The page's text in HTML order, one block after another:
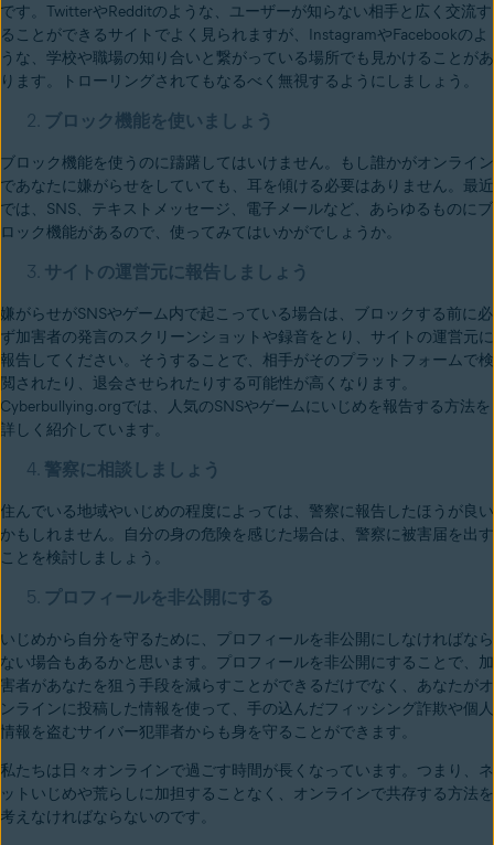
です。TwitterやRedditのような、ユーザーが知らない相手と広く交流す
ることができるサイトでよく見られますが、InstagramやFacebookのよ
うな、学校や職場の知り合いと繋がっている場所でも見かけることがあ
ります。トローリングされてもなるべく無視するようにしましょう。
ブロック機能を使いましょう
ブロック機能を使うのに躊躇してはいけません。もし誰かがオンライン
であなたに嫌がらせをしていても、耳を傾ける必要はありません。最近
では、SNS、テキストメッセージ、電子メールなど、あらゆるものにブ
ロック機能があるので、使ってみてはいかがでしょうか。
サイトの運営元に報告しましょう
嫌がらせがSNSやゲーム内で起こっている場合は、ブロックする前に必
ず加害者の発言のスクリーンショットや録音をとり、サイトの運営元に
報告してください。そうすることで、相手がそのプラットフォームで検
閲されたり、退会させられたりする可能性が高くなります。
Cyberbullying.orgでは、人気のSNSやゲームにいじめを報告する方法を
詳しく紹介しています。
警察に相談しましょう
住んでいる地域やいじめの程度によっては、警察に報告したほうが良い
かもしれません。自分の身の危険を感じた場合は、警察に被害届を出す
ことを検討しましょう。
プロフィールを非公開にする
いじめから自分を守るために、プロフィールを非公開にしなければなら
ない場合もあるかと思います。プロフィールを非公開にすることで、加
害者があなたを狙う手段を減らすことができるだけでなく、あなたがオ
ンラインに投稿した情報を使って、手の込んだフィッシング詐欺や個人
情報を盗むサイバー犯罪者からも身を守ることができます。
私たちは日々オンラインで過ごす時間が長くなっています。つまり、ネ
ットいじめや荒らしに加担することなく、オンラインで共存する方法を
考えなければならないのです。